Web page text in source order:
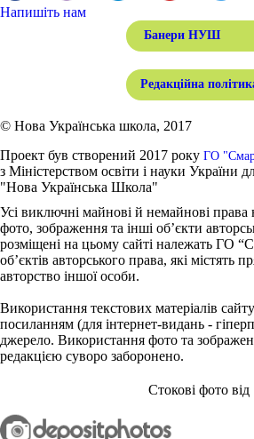
Напишіть нам
Банери НУШ
Редакційна
© Нова Українська школа, 2017
Проект був створений 2017 року ГО
з Міністерством освіти і науки України
"Нова Українська Школа"
Усі виключні майнові й немайнові права
фото, зображення та інші об’єкти
розміщені на цьому сайті належать ГО
об’єктів авторського права, які містять
авторство іншої особи.
Використання текстових матеріалів
посиланням (для інтернет-видань -
джерело. Використання фото та
редакцією суворо заборонено.
Стокові фото від